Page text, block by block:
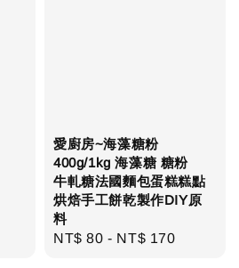
愛廚房~海藻糖粉
400g/1kg 海藻糖 糖粉
牛軋糖法國麵包蛋糕糕點
烘焙手工餅乾製作DIY原
料
Regular
NT$ 80 - NT$ 170